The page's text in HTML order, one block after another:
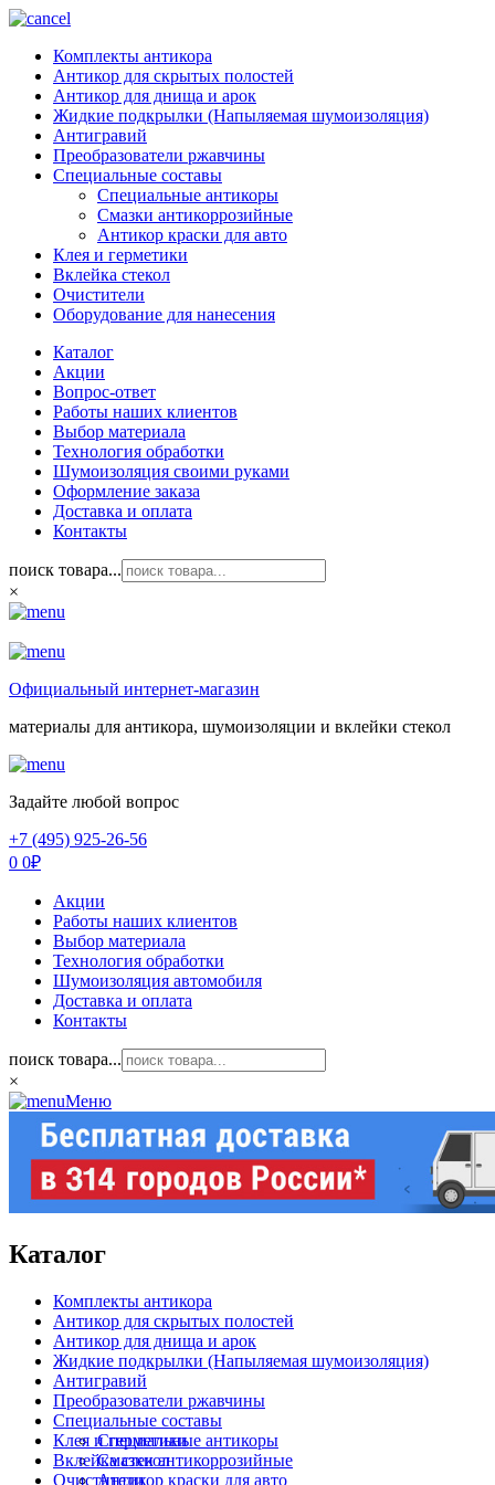
Комплекты антикора
Антикор для скрытых полостей
Антикор для днища и арок
Жидкие подкрылки (Напыляемая шумоизоляция)
Антигравий
Преобразователи ржавчины
Специальные составы
Специальные антикоры
Смазки антикоррозийные
Антикор краски для авто
Клея и герметики
Вклейка стекол
Очистители
Оборудование для нанесения
Каталог
Акции
Вопрос-ответ
Работы наших клиентов
Выбор материала
Технология обработки
Шумоизоляция своими руками
Оформление заказа
Доставка и оплата
Контакты
поиск товара...
×
Официальный интернет-магазин
материалы для антикора, шумоизоляции и вклейки стекол
Задайте любой вопрос
+7 (495) 925-26-56
0 0₽
Акции
Работы наших клиентов
Выбор материала
Технология обработки
Шумоизоляция автомобиля
Доставка и оплата
Контакты
поиск товара...
×
Меню
Каталог
Комплекты антикора
Антикор для скрытых полостей
Антикор для днища и арок
Жидкие подкрылки (Напыляемая шумоизоляция)
Антигравий
Преобразователи ржавчины
Специальные составы
Специальные антикоры
Смазки антикоррозийные
Антикор краски для авто
Клея и герметики
Вклейка стекол
Очистители